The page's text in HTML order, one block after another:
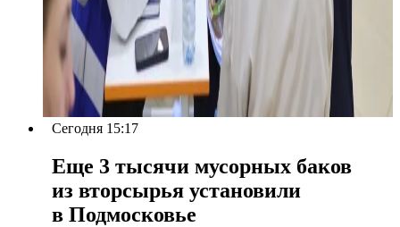
Сегодня 15:17
Еще 3 тысячи мусорных баков
из вторсырья установили
в Подмосковье